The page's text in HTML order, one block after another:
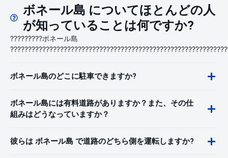
ボネール島 についてほとんどの人
が知っていることは何ですか?
?????????ボネール島
ボネール島のどこに駐車できますか?
ボネール島には有料道路がありますか？また、その仕
組みはどうなっていますか？
彼らは ボネール島 で道路のどちら側を運転しますか?